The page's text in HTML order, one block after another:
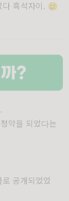
다 흑석자이. 🥲
약을 되었다는
공개되었었